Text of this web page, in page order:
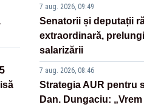
7 aug. 2026, 09:49
Senatorii și deputații
extraordinară,
salarizării
7 aug. 2026, 08:46
Strategia AUR pentru
Dan. Dungaciu: